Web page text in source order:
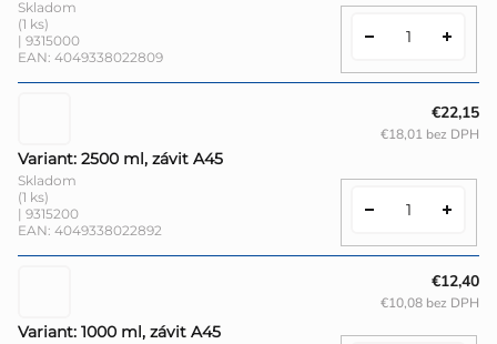
Skladom
(1 ks)
| 9315000
EAN: 4049338022809
Variant: 2500 ml, závit A45
Skladom
(1 ks)
| 9315200
EAN: 4049338022892
€22,15
€18,01 bez DPH
Variant: 1000 ml, závit A45
€12,40
€10,08 bez DPH